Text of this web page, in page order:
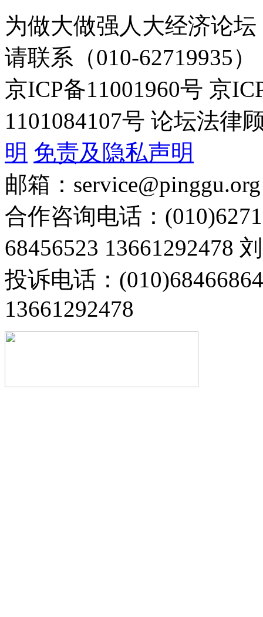
为做大做强人大经济论
请联系（010-62719935）
京ICP备11001960号 京
1101084107号 论坛法律
明 免责及隐私声明
邮箱：service@pinggu.org
合作咨询电话：
68456523 13661292478
投诉电话：
13661292478